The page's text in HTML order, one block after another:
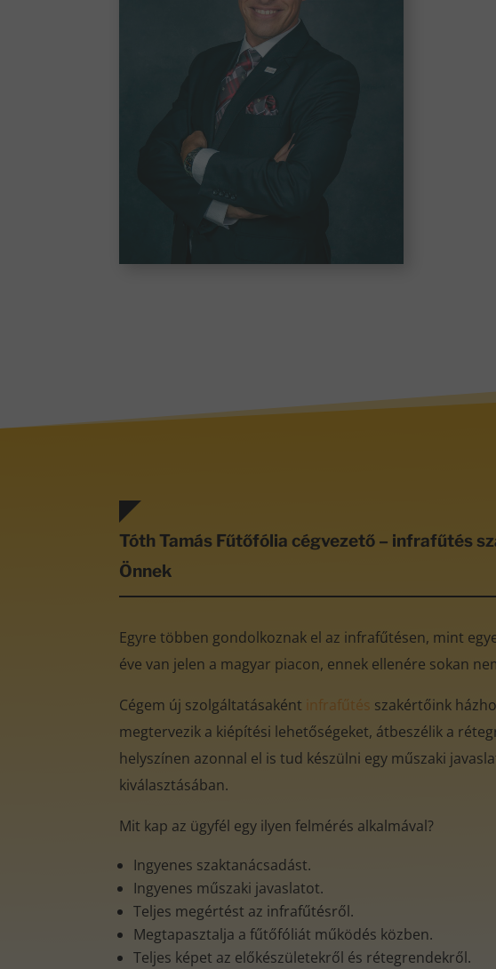
Tóth Tamás Fűtőfólia cégvezető – infrafűtés
Önnek
Egyre többen gondolkoznak el az infrafűtésen, mint
éve van jelen a magyar piacon, ennek ellenére sokan
Cégem új szolgáltatásaként infrafűtés szakértőink
megtervezik a kiépítési lehetőségeket, átbeszélik a
helyszínen azonnal el is tud készülni egy műszaki
kiválasztásában.
Mit kap az ügyfél egy ilyen felmérés alkalmával?
Ingyenes szaktanácsadást.
Ingyenes műszaki javaslatot.
Teljes megértést az infrafűtésről.
Megtapasztalja a fűtőfóliát működés közben.
Teljes képet az előkészületekről és rétegrendekről.